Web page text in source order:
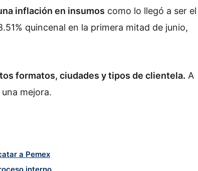
inflación en insumos como lo llegó a ser el
quincenal en la primera mitad de junio,
formatos, ciudades y tipos de clientela. A
mejora.
a Pemex
interno